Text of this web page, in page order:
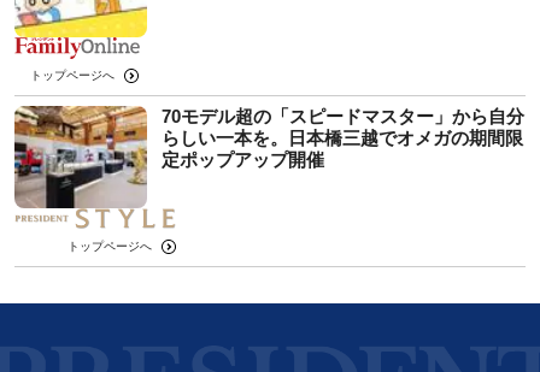
トップページへ
70モデル超の「スピードマスター」から自分
らしい一本を。日本橋三越でオメガの期間限
定ポップアップ開催
トップページへ